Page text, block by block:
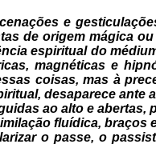
e
de origem mágica
espiritual do
magnéticas e
coisas, mas à
desaparece
ao alto e
fluídica,
o passe, o